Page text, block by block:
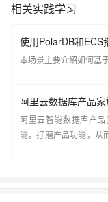
相关实践学习
使用PolarDB和ECS
本场景主要介绍如何基
阿里云数据库产品
阿里云智能数据库产
能，打磨产品功能，从
扩展能力、并利用云